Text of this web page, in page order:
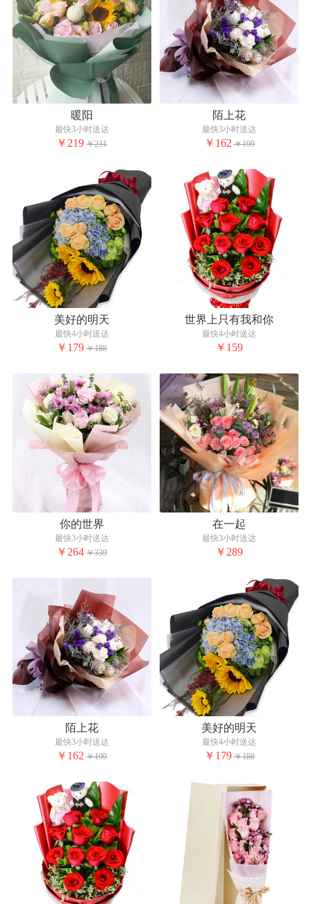
暖阳
最快3小时送达
￥219 ￥231
陌上花
最快3小时送达
￥162 ￥199
美好的明天
最快4小时送达
￥179 ￥188
世界上只有我和你
最快4小时送达
￥159
你的世界
最快3小时送达
￥264 ￥339
在一起
最快3小时送达
￥289
陌上花
最快3小时送达
￥162 ￥199
美好的明天
最快4小时送达
￥179 ￥188